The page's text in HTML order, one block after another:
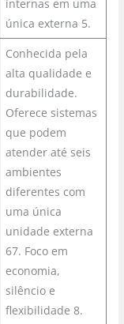
internas em uma
única externa 5.
Conhecida pela
alta qualidade e
durabilidade.
Oferece sistemas
que podem
atender até seis
ambientes
diferentes com
uma única
unidade externa
67. Foco em
economia,
silêncio e
flexibilidade 8.